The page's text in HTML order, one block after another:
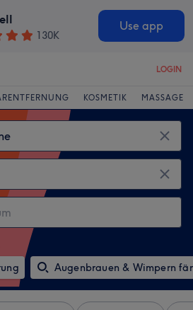
130K
Use app
LOGIN
KOSMETIK MASSAGE
Augenbrauen & Wimpern